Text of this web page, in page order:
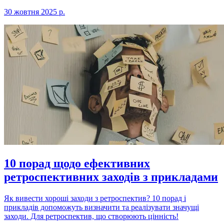
30 жовтня 2025 р.
10 порад щодо ефективних
ретроспективних заходів з прикладами
Як вивести хороші заходи з ретроспектив? 10 порад і
прикладів допоможуть визначити та реалізувати значущі
заходи. Для ретроспектив, що створюють цінність!